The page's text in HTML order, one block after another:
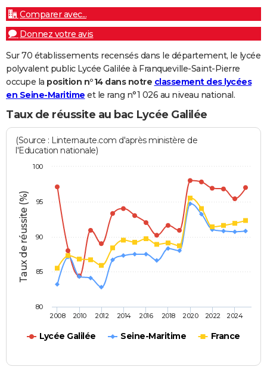
Comparer avec...
Donnez votre avis
Sur 70 établissements recensés dans le département, le lycée
polyvalent public Lycée Galilée à Franqueville-Saint-Pierre
occupe la position n°14 dans notre classement des lycées
en Seine-Maritime et le rang n°1 026 au niveau national.
Taux de réussite au bac Lycée Galilée
Taux de réussite (%)
(Source : Linternaute.com d'après ministère de
l'Education nationale)
Lycée Galilée Seine-Maritime France
2008 2010 2012 2014 2016 2018 2020 2022 2024
80
85
90
95
100